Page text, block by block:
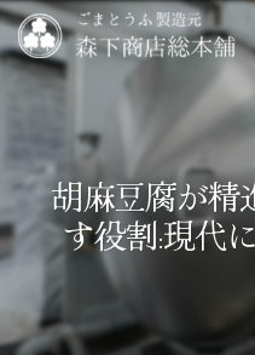
胡麻豆腐が精
す役割:現代